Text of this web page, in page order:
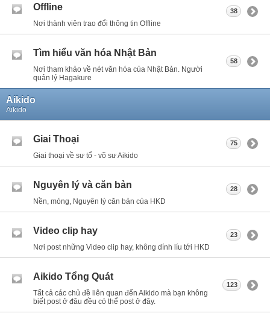
Offline
Nơi thành viên trao đổi thông tin Offline
38
Tìm hiểu văn hóa Nhật Bản
Nơi tham khảo về nét văn hóa của Nhật Bản. Người
quản lý Hagakure
58
Aikido
Aikido
Giai Thoại
Giai thoại về sư tổ - võ sư Aikido
75
Nguyên lý và căn bản
Nền, móng, Nguyên lý căn bản của HKD
28
Video clip hay
Nơi post những Video clip hay, không dính líu tới HKD
23
Aikido Tổng Quát
Tất cả các chủ đề liên quan đến Aikido mà bạn không
biết post ở đâu đều có thể post ở đây.
123